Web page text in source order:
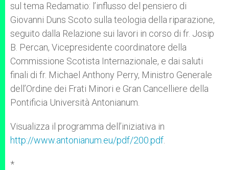
sul tema Redamatio: l’influsso del pensiero di
Giovanni Duns Scoto sulla teologia della riparazione,
seguito dalla Relazione sui lavori in corso di fr. Josip
B. Percan, Vicepresidente coordinatore della
Commissione Scotista Internazionale, e dai saluti
finali di fr. Michael Anthony Perry, Ministro Generale
dell’Ordine dei Frati Minori e Gran Cancelliere della
Pontificia Università Antonianum.
Visualizza il programma dell’iniziativa in
http://www.antonianum.eu/pdf/200.pdf
*